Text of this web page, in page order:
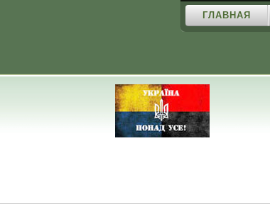
ГЛАВНАЯ